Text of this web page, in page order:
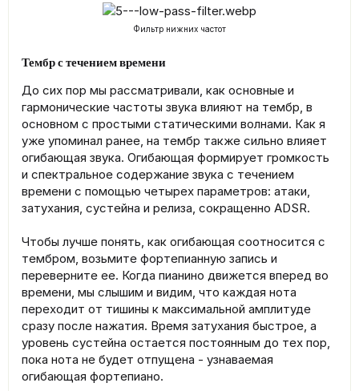
Фильтр нижних частот
Тембр с течением времени
До сих пор мы рассматривали, как основные и
гармонические частоты звука влияют на тембр, в
основном с простыми статическими волнами. Как я
уже упоминал ранее, на тембр также сильно влияет
огибающая звука. Огибающая формирует громкость
и спектральное содержание звука с течением
времени с помощью четырех параметров: атаки,
затухания, сустейна и релиза, сокращенно ADSR.
Чтобы лучше понять, как огибающая соотносится с
тембром, возьмите фортепианную запись и
переверните ее. Когда пианино движется вперед во
времени, мы слышим и видим, что каждая нота
переходит от тишины к максимальной амплитуде
сразу после нажатия. Время затухания быстрое, а
уровень сустейна остается постоянным до тех пор,
пока нота не будет отпущена - узнаваемая
огибающая фортепиано.